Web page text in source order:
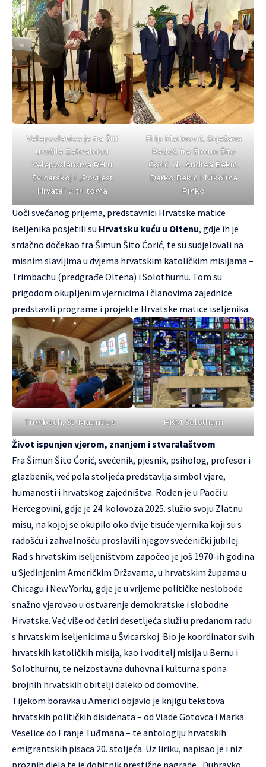
Veleposlanica je fra Šiti
uručila Zahvalnicu
Veleposlanstva RH u
Švicarskoj i „Povijest
Hrvata“ u tri toma
Filip Marinović, Snježana
Radoš, fra Šimun Šito
Ćorić, dr. Andrea Bekić,
Darko Bekić i Nikolina
Pinko
Uoči svečanog prijema, predstavnici Hrvatske matice
iseljenika posjetili su Hrvatsku kuću u Oltenu, gdje ih je
srdačno dočekao fra Šimun Šito Ćorić, te su sudjelovali na
misnim slavljima u dvjema hrvatskim katoličkim misijama –
Trimbachu (predgrađe Oltena) i Solothurnu. Tom su
prigodom okupljenim vjernicima i članovima zajednice
predstavili programe i projekte Hrvatske matice iseljenika.
Trimbach, St. Mauritius HKM Solothurn
Život ispunjen vjerom, znanjem i stvaralaštvom
Fra Šimun Šito Ćorić, svećenik, pjesnik, psiholog, profesor i
glazbenik, već pola stoljeća predstavlja simbol vjere,
humanosti i hrvatskog zajedništva. Rođen je u Paoči u
Hercegovini, gdje je 24. kolovoza 2025. služio svoju Zlatnu
misu, na kojoj se okupilo oko dvije tisuće vjernika koji su s
radošću i zahvalnošću proslavili njegov svećenički jubilej.
Rad s hrvatskim iseljeništvom započeo je još 1970-ih godina
u Sjedinjenim Američkim Državama, u hrvatskim župama u
Chicagu i New Yorku, gdje je u vrijeme političke neslobode
snažno vjerovao u ostvarenje demokratske i slobodne
Hrvatske. Već više od četiri desetljeća služi u predanom radu
s hrvatskim iseljenicima u Švicarskoj. Bio je koordinator svih
hrvatskih katoličkih misija, kao i voditelj misija u Bernu i
Solothurnu, te neizostavna duhovna i kulturna spona
brojnih hrvatskih obitelji daleko od domovine.
Tijekom boravka u Americi objavio je knjigu tekstova
hrvatskih političkih disidenata – od Vlade Gotovca i Marka
Veselice do Franje Tuđmana – te antologiju hrvatskih
emigrantskih pisaca 20. stoljeća. Uz liriku, napisao je i niz